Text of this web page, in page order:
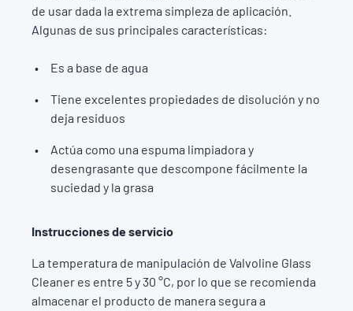
de usar dada la extrema simpleza de aplicación.
Algunas de sus principales características:
Es a base de agua
Tiene excelentes propiedades de disolución y no
deja residuos
Actúa como una espuma limpiadora y
desengrasante que descompone fácilmente la
suciedad y la grasa
Instrucciones de servicio
La temperatura de manipulación de Valvoline Glass
Cleaner es entre 5 y 30 °C, por lo que se recomienda
almacenar el producto de manera segura a